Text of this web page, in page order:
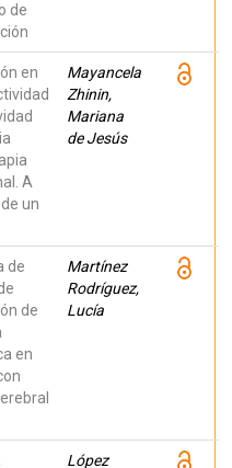
de
en
A
un
Mayancela
Zhinin,
Mariana
de Jesús
de
de
en
Martínez
Rodríguez,
Lucía
López